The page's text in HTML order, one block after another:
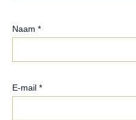
Naam *
E-mail *